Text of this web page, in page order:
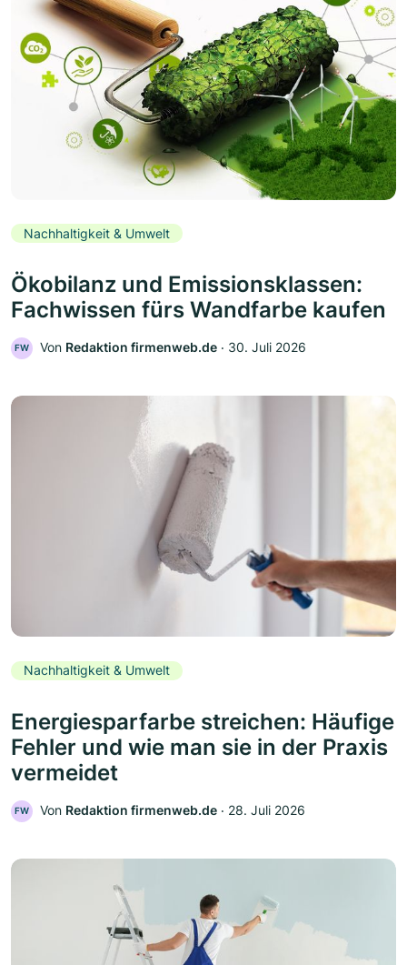
Nachhaltigkeit & Umwelt
Ökobilanz und Emissionsklassen:
Fachwissen fürs Wandfarbe kaufen
FW Von Redaktion firmenweb.de ‧ 30. Juli 2026
Nachhaltigkeit & Umwelt
Energiesparfarbe streichen: Häufige
Fehler und wie man sie in der Praxis
vermeidet
FW Von Redaktion firmenweb.de ‧ 28. Juli 2026